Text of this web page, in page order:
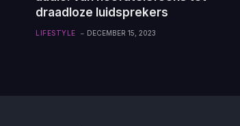
draadloze luidsprekers
LIFESTYLE DECEMBER 15, 2023